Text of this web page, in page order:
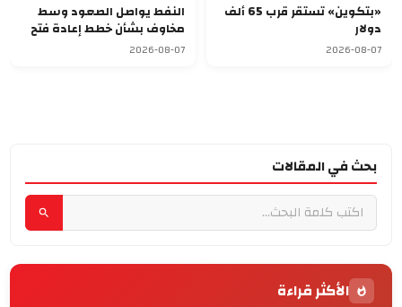
«بتكوين» تستقر قرب 65 ألف
دولار
2026-08-07
النفط يواصل الصعود وسط
مخاوف بشأن خطط إعادة فتح
مضيق هرمز
2026-08-07
بحث في المقالات
الأكثر قراءة